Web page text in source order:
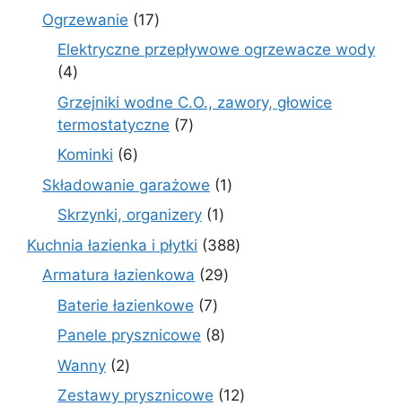
Ogrzewanie 1717
produktów
Elektryczne przepływowe ogrzewacze wody
44
produkty
Grzejniki wodne C.O., zawory, głowice
termostatyczne 77
Kominki 66
produktów
Składowanie garażowe 11
Skrzynki, organizery 11
produkt
Kuchnia łazienka i płytki 388388
Armatura łazienkowa 2929
Baterie łazienkowe 77
produktów
Panele prysznicowe 88
Wanny 22
produkty
Zestawy prysznicowe 1212